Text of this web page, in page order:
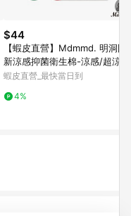
$44
【蝦皮直營】Mdmmd. 明洞國際
新涼感抑菌衛生棉-涼感/超涼感
後宮系列 日用/量多/夜用/夜用加
蝦皮直營_最快當日到
4%